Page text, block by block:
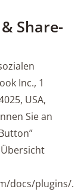
Share-
Inc., 1
USA,
Sie an
Übersicht
docs/plugins/.